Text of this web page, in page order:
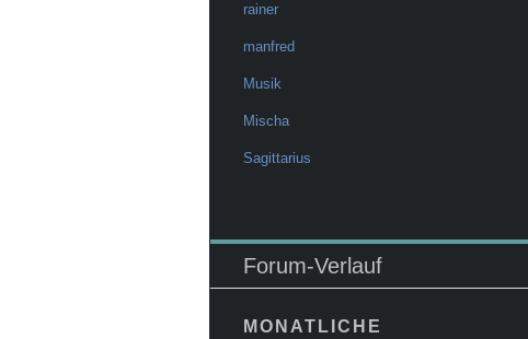
rainer
manfred
Musik
Mischa
Sagittarius
Forum-Verlauf
MONATLICHE